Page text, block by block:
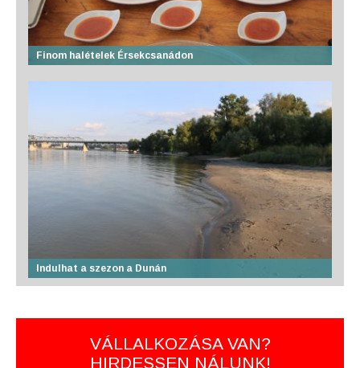
Finom halételek Érsekcsanádon
Indulhat a szezon a Dunán
VÁLLALKOZÁSA VAN?
HIRDESSEN NÁLUNK!